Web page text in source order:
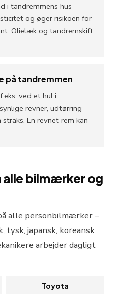
i tandremmens hus
og øger risikoen for
Olielæk og tandremskift
på tandremmen
ved et hul i
revner, udtørring
En revnet rem kan
bilmærker og
alle personbilmærker –
tysk, japansk, koreansk
arbejder dagligt
Toyota